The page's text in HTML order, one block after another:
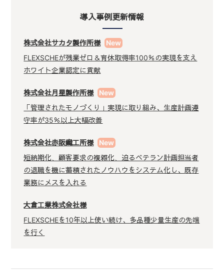
導入事例更新情報
株式会社サカタ製作所様
FLEXSCHEが残業ゼロ＆育休取得率100％の実現を支え
ホワイト企業認定に貢献
株式会社月星製作所様
「管理されたモノづくり」実現に取り組み、生産計画遵
守率が35％以上大幅改善
株式会社赤阪鐵工所様
短納期化、顧客要求の複雑化、迫るベテラン計画担当者
の退職を機に蓄積されたノウハウをシステム化し、既存
業務にメスを入れる
大倉工業株式会社様
FLEXSCHEを10年以上使い続け、多品種少量生産の先端
を行く